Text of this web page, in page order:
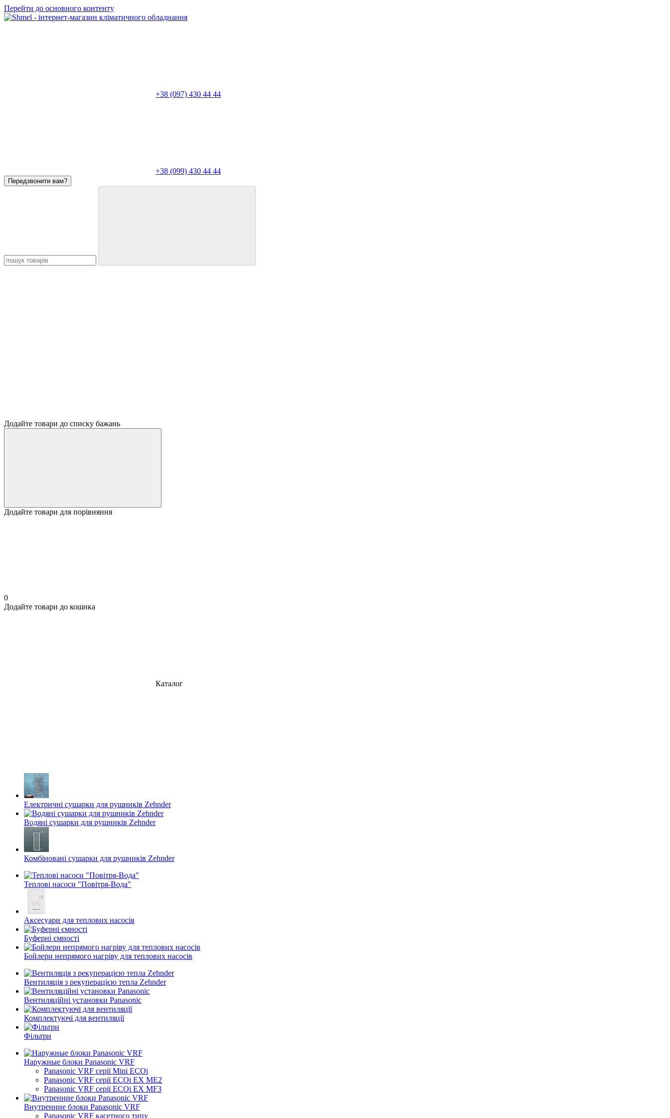
Перейти до основного контенту
+38 (097) 430 44 44
+38 (099) 430 44 44
Передзвонити вам?
Додайте товари до списку бажань
Додайте товари для порівняння
0
Додайте товари до кошика
Каталог
Електричні сушарки для рушників Zehnder
Водяні сушарки для рушників Zehnder
Комбіновані сушарки для рушників Zehnder
Теплові насоси "Повітря-Вода"
Аксесуари для теплових насосів
Буферні ємності
Бойлери непрямого нагріву для теплових насосів
Вентиляція з рекуперацією тепла Zehnder
Вентиляційні установки Panasonic
Комплектуючі для вентиляції
Фільтри
Наружные блоки Panasonic VRF
Panasonic VRF серії Mini ECOi
Panasonic VRF серії ECOi EX ME2
Panasonic VRF серії ECOi EX MF3
Внутренние блоки Panasonic VRF
Panasonic VRF касетного типу